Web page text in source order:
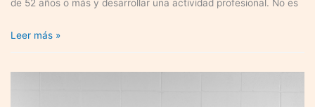
de 52 años o más y desarrollar una actividad profesional. No es
¿Puedo
la
Leer más »